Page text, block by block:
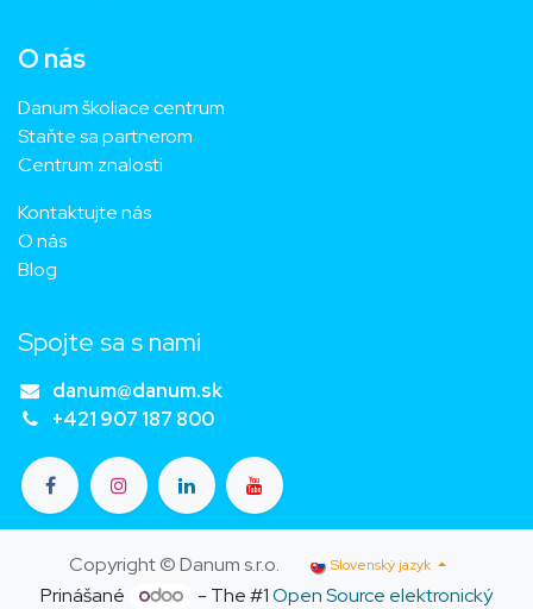
O nás
Danum školiace centrum
Staňte sa partnerom
Centrum znalosti
Kontaktujte nás
O nás
Blog
Spojte sa s nami
danum@danum.sk
+421 907 187 800
Copyright © Danum s.r.o. Slovenský jazyk
Prinášané - The #1Open Source elektronický